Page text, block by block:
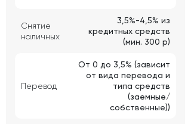
Снятие
наличных
3,5%-4,5% из
кредитных средств
(мин. 300 р)
Перевод
От 0 до 3,5% (зависит
от вида перевода и
типа средств
(заемные/
собственные))